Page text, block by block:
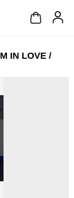
IN LOVE /